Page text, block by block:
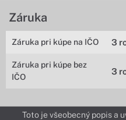
Záruka
Záruka pri kúpe na IČO 3
Záruka pri kúpe bez
IČO
3
Toto je všeobecný popis a